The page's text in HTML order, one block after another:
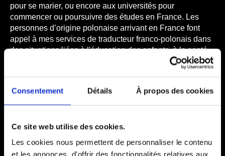
Consentement Détails À propos des cookies
Ce site web utilise des cookies.
Les cookies nous permettent de personnaliser le contenu
et les annonces, d'offrir des fonctionnalités relatives aux
pour se marier, ou encore aux universités pour
commencer ou poursuivre des études en France. Les
personnes d’origine polonaise arrivant en France font
appel à mes services de traducteur franco-polonais dans
des situations liées à l'éducation des enfants, à la santé
(par ex. traductions médicales) ou à la création d'une
entreprise. Je vous aide à réaliser vos démarches
de prestations sociales, traduire des documents officiels,
assurer la correspondance avec les instances
France.